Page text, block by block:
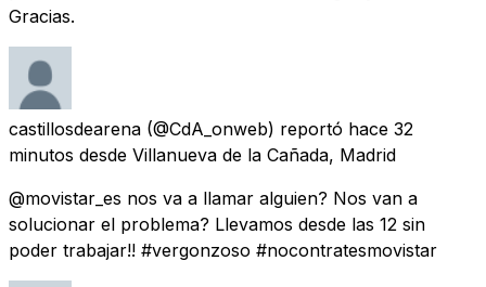
Gracias.
castillosdearena (@CdA_onweb) reportó hace 32
minutos desde Villanueva de la Cañada, Madrid
@movistar_es nos va a llamar alguien? Nos van a
solucionar el problema? Llevamos desde las 12 sin
poder trabajar!! #vergonzoso #nocontratesmovistar